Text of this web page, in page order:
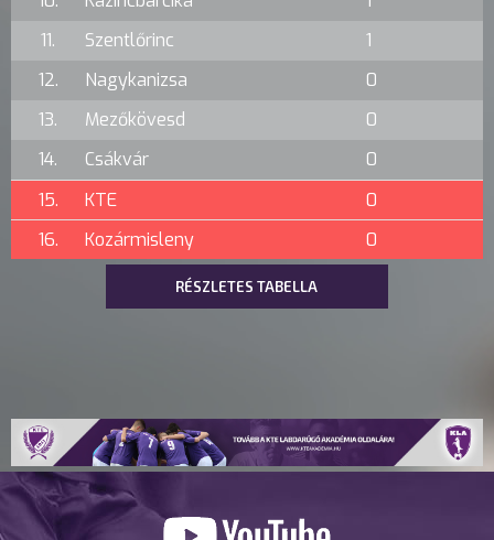
11.
Szentlőrinc
1
12.
Nagykanizsa
0
13.
Mezőkövesd
0
14.
Csákvár
0
15.
KTE
0
16.
Kozármisleny 0
RÉSZLETES TABELLA